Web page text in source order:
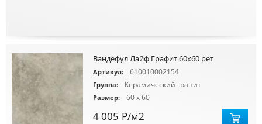
Вандефул Лайф Графит 60х60 рет
Артикул: 610010002154
Группа: Керамический гранит
Размер: 60 x 60
4 005 Р/м2